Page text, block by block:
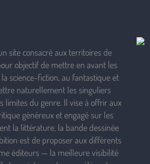
site consacré aux territoires de
objectif de mettre en avant les
science-fiction, au fantastique et
naturellement les singuliers
limites du genre. Il vise à offrir aux
généreux et engagé sur les
la littérature, la bande dessinée
est de proposer aux différents
éditeurs — la meilleure visibilité